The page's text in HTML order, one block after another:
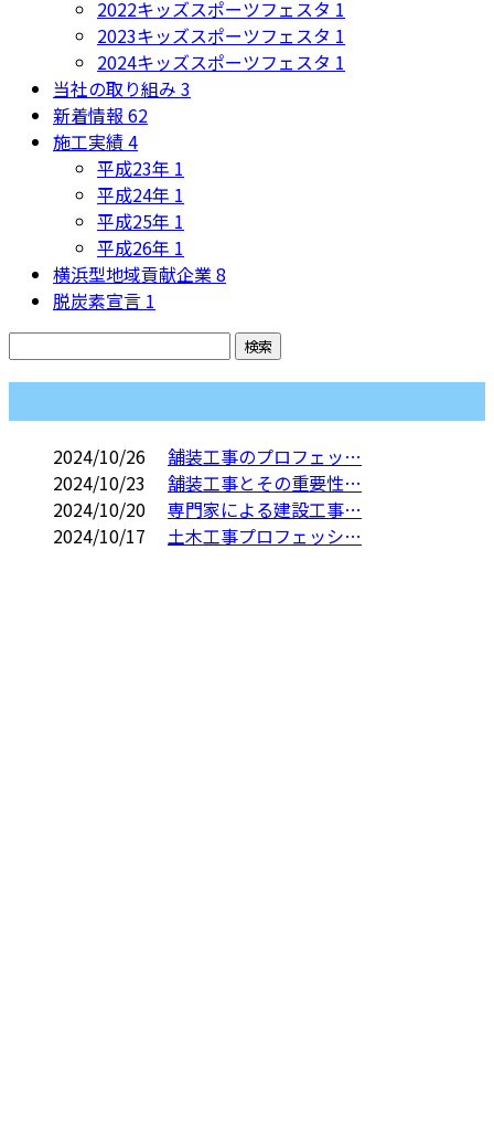
2022キッズスポーツフェスタ 1
2023キッズスポーツフェスタ 1
2024キッズスポーツフェスタ 1
当社の取り組み 3
新着情報 62
施工実績4
平成23年 1
平成24年 1
平成25年 1
平成26年 1
横浜型地域貢献企業8
脱炭素宣言 1
2024/10/26
舗装工事のプロフェッ…
2024/10/23
舗装工事とその重要性…
2024/10/20
専門家による建設工事…
2024/10/17
土木工事プロフェッシ…